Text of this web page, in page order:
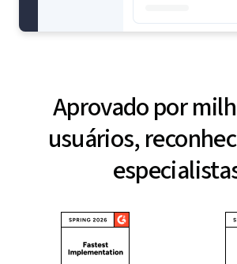
Aprovado por
usuários,